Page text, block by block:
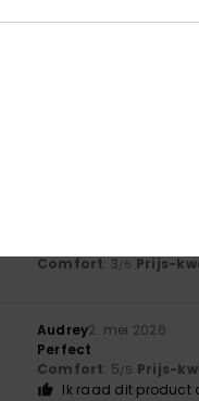
Comfort: 3/5 Prijs-
Audrey2. mei 2026
Perfect
Comfort: 5/5 Prijs-
Ik raad dit product